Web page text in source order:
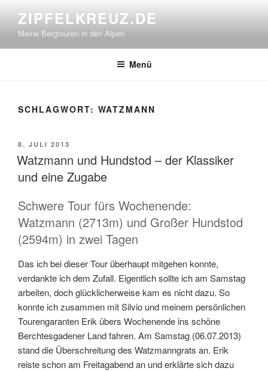
Inhalt
springen
ZIPFELKREUZ.DE
Meine Bergtouren in den Alpen
Menü
SCHLAGWORT: WATZMANN
VERÖFFENTLICHT
AM
8. JULI 2013
Watzmann und Hundstod – der Klassiker
und eine Zugabe
Schwere Tour fürs Wochenende:
Watzmann (2713m) und Großer Hundstod
(2594m) in zwei Tagen
Das ich bei dieser Tour überhaupt mitgehen konnte,
verdankte ich dem Zufall. Eigentlich sollte ich am Samstag
arbeiten, doch glücklicherweise kam es nicht dazu. So
konnte ich zusammen mit Silvio und meinem persönlichen
Tourengaranten Erik übers Wochenende ins schöne
Berchtesgadener Land fahren. Am Samstag (06.07.2013)
stand die Überschreitung des Watzmanngrats an. Erik
reiste schon am Freitagabend an und erklärte sich dazu